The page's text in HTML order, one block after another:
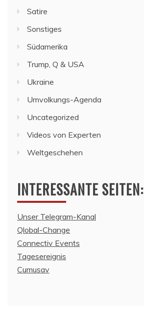
Satire
Sonstiges
Südamerika
Trump, Q & USA
Ukraine
Umvolkungs-Agenda
Uncategorized
Videos von Experten
Weltgeschehen
INTERESSANTE SEITEN:
Unser Telegram-Kanal
Qlobal-Change
Connectiv Events
Tagesereignis
Cumusav